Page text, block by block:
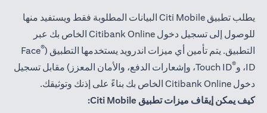
يطلب تطبيق Citi Mobile البيانات المطلوبة فقط ويستفيد منها
للوصول إلى تسجيل دخول Citibank Online الخاص بك عبر
التطبيق. يتم تأمين أي ميزات اندرويد يستخدمها التطبيق (®
Face
ID، و
®
Touch ID، وإشعارات الدفع، والأمان المعزز) مقابل تسجيل
دخول Citibank Online الخاص بك بناءً على إذنك وتوثيقك.
كيف يمكن إيقاف ميزات تطبيق Citi Mobile: